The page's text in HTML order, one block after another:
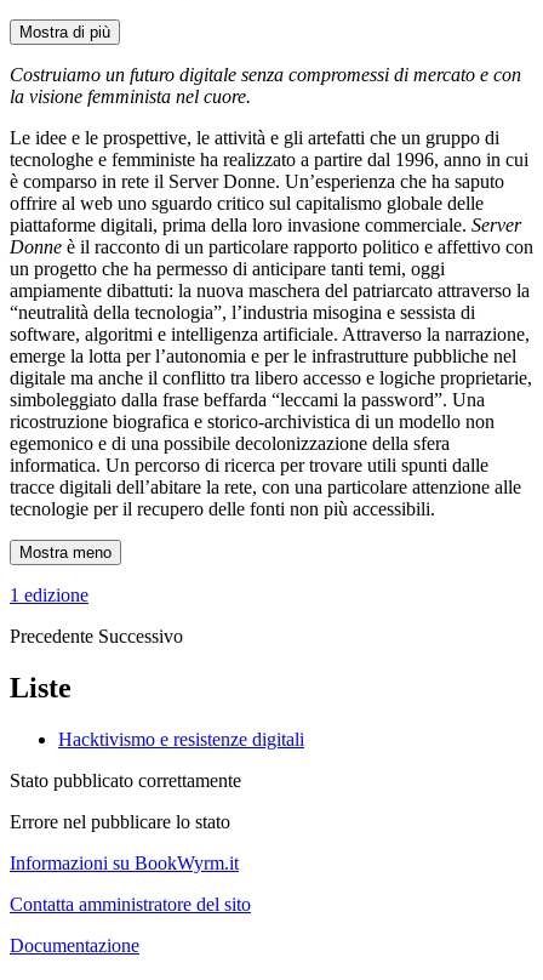
Mostra di più
Costruiamo un futuro digitale senza compromessi di mercato e con
la visione femminista nel cuore.
Le idee e le prospettive, le attività e gli artefatti che un gruppo di
tecnologhe e femministe ha realizzato a partire dal 1996, anno in cui
è comparso in rete il Server Donne. Un’esperienza che ha saputo
offrire al web uno sguardo critico sul capitalismo globale delle
piattaforme digitali, prima della loro invasione commerciale. Server
Donne è il racconto di un particolare rapporto politico e affettivo con
un progetto che ha permesso di anticipare tanti temi, oggi
ampiamente dibattuti: la nuova maschera del patriarcato attraverso la
“neutralità della tecnologia”, l’industria misogina e sessista di
software, algoritmi e intelligenza artificiale. Attraverso la narrazione,
emerge la lotta per l’autonomia e per le infrastrutture pubbliche nel
digitale ma anche il conflitto tra libero accesso e logiche proprietarie,
simboleggiato dalla frase beffarda “leccami la password”. Una
ricostruzione biografica e storico-archivistica di un modello non
egemonico e di una possibile decolonizzazione della sfera
informatica. Un percorso di ricerca per trovare utili spunti dalle
tracce digitali dell’abitare la rete, con una particolare attenzione alle
tecnologie per il recupero delle fonti non più accessibili.
Mostra meno
1 edizione
Precedente Successivo
Liste
Hacktivismo e resistenze digitali
Stato pubblicato correttamente
Errore nel pubblicare lo stato
Informazioni su BookWyrm.it
Contatta amministratore del sito
Documentazione